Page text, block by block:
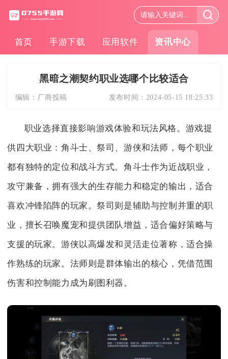
首页 手游下载 应用软件 资讯中心
黑暗之潮契约职业选哪个比较适合
编辑： 厂商投稿 发布时间： 2024-05-15 18:25:33
职业选择直接影响游戏体验和玩法风格。游戏提
供四大职业：角斗士、祭司、游侠和法师，每个职业
都有独特的定位和战斗方式。角斗士作为近战职业，
攻守兼备，拥有强大的生存能力和稳定的输出，适合
喜欢冲锋陷阵的玩家。祭司则是辅助与控制并重的职
业，擅长召唤魔宠和提供团队增益，适合偏好策略与
支援的玩家。游侠以高爆发和灵活走位著称，适合操
作熟练的玩家。法师则是群体输出的核心，凭借范围
伤害和控制能力成为刷图利器。